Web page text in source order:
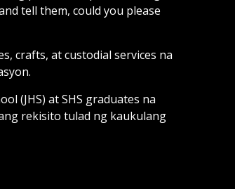
tell them, could you please
crafts, at custodial services na
(JHS) at SHS graduates na
rekisito tulad ng kaukulang